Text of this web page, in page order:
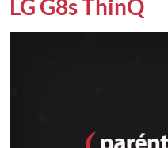
LG G8s ThinQ